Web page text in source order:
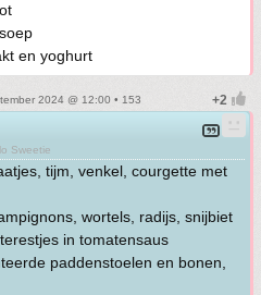
en yoghurt
2024 @ 12:00 • 153
Sweetie
tijm, venkel, courgette met
wortels, radijs, snijbiet
in tomatensaus
paddenstoelen en bonen,